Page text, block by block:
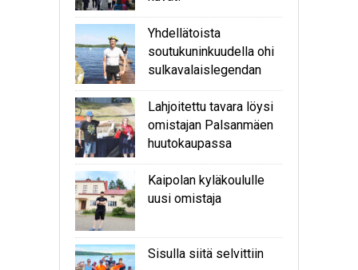
Yhdellätoista
soutukuninkuudella ohi
sulkavalaislegendan
Lahjoitettu tavara löysi
omistajan Palsanmäen
huutokaupassa
Kaipolan kyläkoululle
uusi omistaja
Sisulla siitä selvittiin